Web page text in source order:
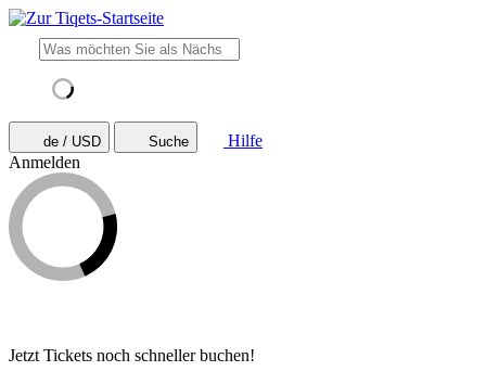
de / USD Suche
Hilfe
Anmelden
Jetzt Tickets noch schneller buchen!